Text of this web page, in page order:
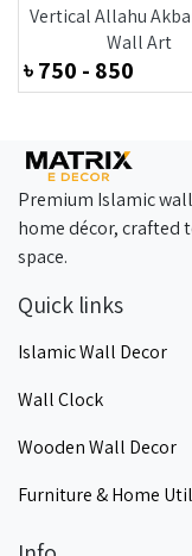
Vertical Allahu
Wall Art
৳750 - 850
Premium Islamic
home décor, crafted
space.
Quick links
Islamic Wall Decor
Wall Clock
Wooden Wall Decor
Furniture & Home